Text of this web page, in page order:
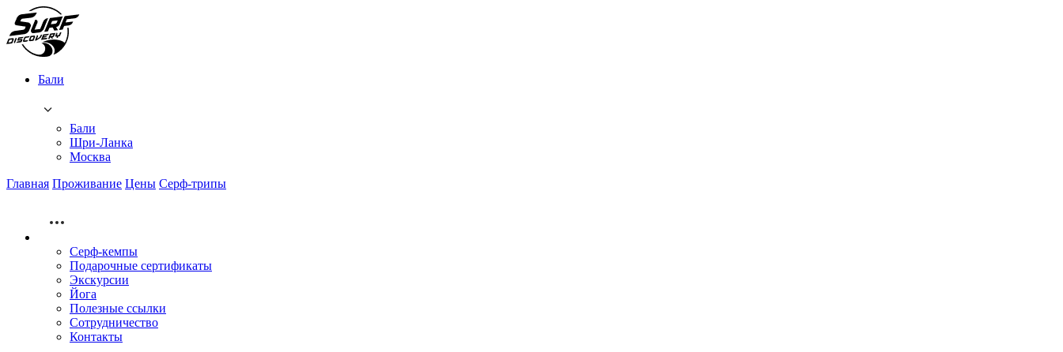
Бали
Бали
Шри-Ланка
Москва
Главная Проживание Цены Серф-трипы
Серф-кемпы
Подарочные сертификаты
Экскурсии
Йога
Полезные ссылки
Сотрудничество
Контакты